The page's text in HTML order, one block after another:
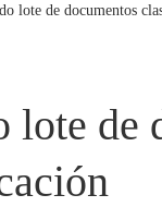
lote de documentos
lote de